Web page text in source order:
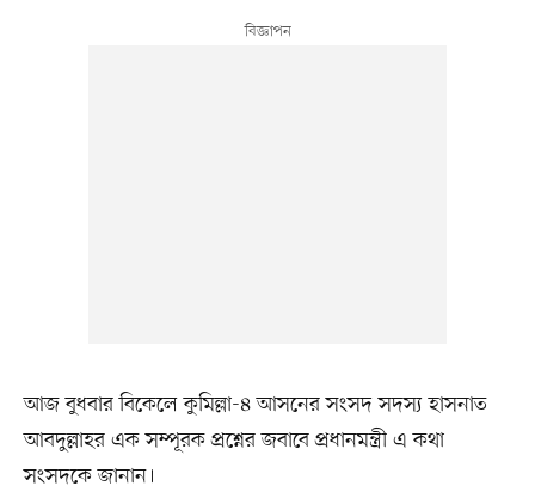
আজ বুধবার বিকেলে কুমিল্লা-৪ আসনের সংসদ সদস্য হাসনাত
আবদুল্লাহর এক সম্পূরক প্রশ্নের জবাবে প্রধানমন্ত্রী এ কথা
সংসদকে জানান।